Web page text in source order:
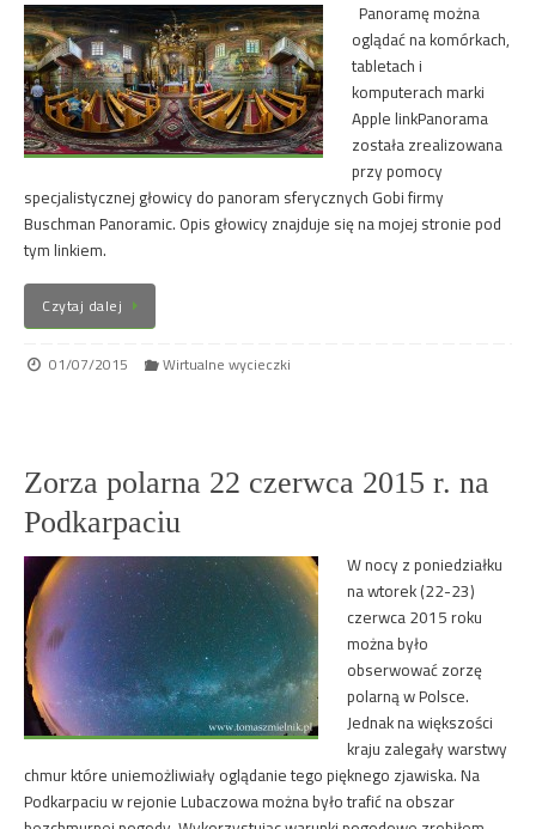
Panoramę można
oglądać na komórkach,
tabletach i
komputerach marki
Apple linkPanorama
została zrealizowana
przy pomocy
specjalistycznej głowicy do panoram sferycznych Gobi firmy
Buschman Panoramic. Opis głowicy znajduje się na mojej stronie pod
tym linkiem.
Czytaj dalej
01/07/2015 Wirtualne wycieczki
Zorza polarna 22 czerwca 2015 r. na
Podkarpaciu
W nocy z poniedziałku
na wtorek (22-23)
czerwca 2015 roku
można było
obserwować zorzę
polarną w Polsce.
Jednak na większości
kraju zalegały warstwy
chmur które uniemożliwiały oglądanie tego pięknego zjawiska. Na
Podkarpaciu w rejonie Lubaczowa można było trafić na obszar